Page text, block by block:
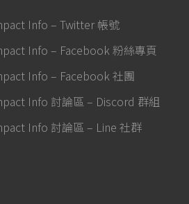
Info – Twitter 帳號
Info – Facebook 粉絲專頁
Info – Facebook 社團
Info 討論區 – Discord 群組
Info 討論區 – Line 社群